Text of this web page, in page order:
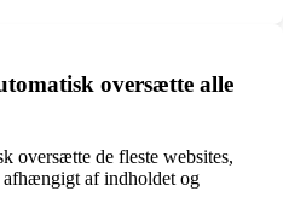
oversætte alle
oversætte de fleste websites,
afhængigt af indholdet og